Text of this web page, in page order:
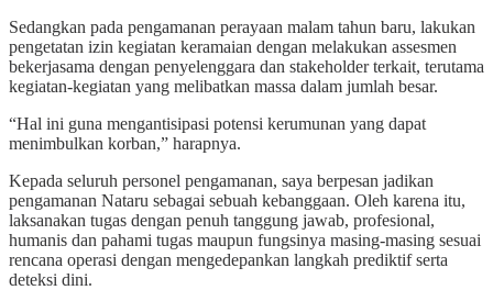
Sedangkan pada pengamanan perayaan malam tahun baru, lakukan
pengetatan izin kegiatan keramaian dengan melakukan assesmen
bekerjasama dengan penyelenggara dan stakeholder terkait, terutama
kegiatan-kegiatan yang melibatkan massa dalam jumlah besar.
“Hal ini guna mengantisipasi potensi kerumunan yang dapat
menimbulkan korban,” harapnya.
Kepada seluruh personel pengamanan, saya berpesan jadikan
pengamanan Nataru sebagai sebuah kebanggaan. Oleh karena itu,
laksanakan tugas dengan penuh tanggung jawab, profesional,
humanis dan pahami tugas maupun fungsinya masing-masing sesuai
rencana operasi dengan mengedepankan langkah prediktif serta
deteksi dini.